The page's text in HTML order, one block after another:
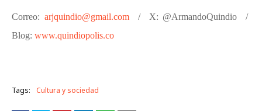
Correo: arjquindio@gmail.com / X: @ArmandoQuindio
/
Blog: www.quindiopolis.co
Tags: Cultura y sociedad